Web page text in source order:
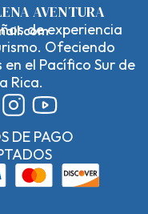
AVENTURA
de experiencia
Ofeciendo
en el Pacífico Sur de
Rica.
DE PAGO